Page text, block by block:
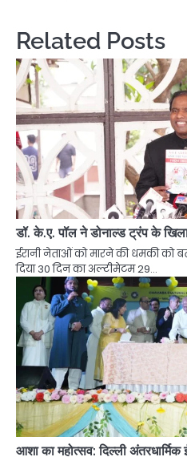
Related Posts
डॉ. के.ए. पॉल ने डोनाल्ड ट्रंप के
ईरानी नेताओं को मारने की धमकी को
दिया 30 दिन का अल्टीमेटम 29…
आशा का महोत्सव: दिल्ली